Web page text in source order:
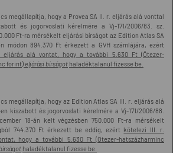
megállapítja, hogy a Provea SA II. r. eljárás alá vonttal
és jogorvoslati kérelmére a Vj-171/2006/83. sz.
Ft-ra mérsékelt eljárási bírságot az Edition Atlas SA
módon 894.370 Ft érkezett a GVH számlájára, ezért
alá vontat, hogy a további 5.630 Ft (Ötezer-
forint) eljárási bírságot haladéktalanul fizesse be.
megállapítja, hogy az Edition Atlas SA III. r. eljárás alá
kiszabott és jogorvoslati kérelmére a Vj-171/2006/88.
18-án kelt végzésben 750.000 Ft-ra mérsékelt
744.370 Ft érkezett be eddig, ezért kötelezi III. r.
hogy a további 5.630 Ft (Ötezer-hatszázharminc
haladéktalanul fizesse be.